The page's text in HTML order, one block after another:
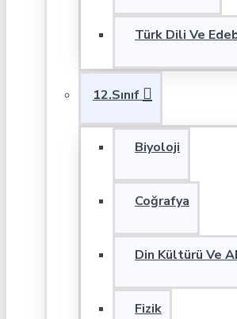
Türk Dili Ve
12.Sınıf
Biyoloji
Coğrafya
Din Kültürü Ve
Fizik